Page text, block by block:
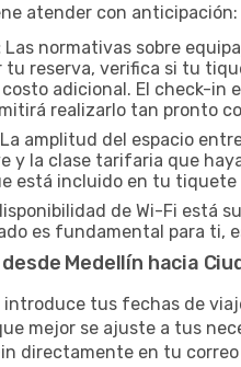
atender con anticipación:
Las normativas sobre
reserva, verifica si tu
adicional. El check-in
realizarlo tan pronto
La amplitud del espacio
y la clase tarifaria que
está incluido en tu tiquete
de Wi-Fi está
es fundamental para ti,
Medellín hacia
tus fechas de
mejor se ajuste a tus
directamente en tu